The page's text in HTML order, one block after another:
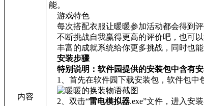
内容
能。
游戏特色
每次搭配衣服让暖暖参加活动都会得到
不断挑战自我赢得更高的评价吧，也可
丰富的成就系统给你更多挑战，同时也
安装步骤
特别说明：软件园提供的安装包中含有
1、首先在软件园下载安装包，软件包中
2、双击“雷电模拟器.exe”文件，进入安